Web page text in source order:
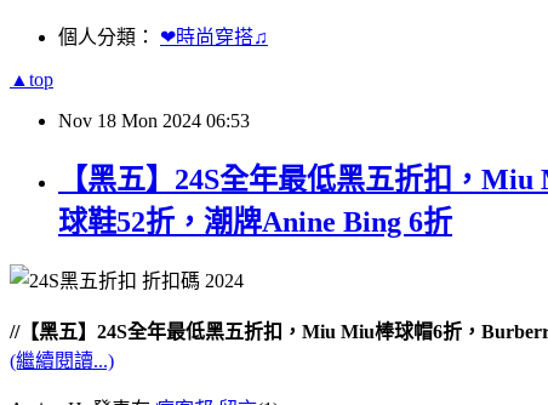
個人分類： ❤時尚穿搭♫
▲top
Nov 18 Mon 2024 06:53
【黑五】24S全年最低黑五折扣，
球鞋52折，潮牌Anine Bing 6折
//【黑五】24S全年最低黑五折扣，Miu Miu棒球帽6折，
(繼續閱讀...)